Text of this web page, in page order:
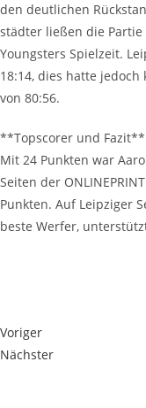
den deut­li­chen
städ­ter lie­ßen die
Youngs­ters Spiel­zeit.
18:14, dies hat­te
von 80:56.
**Tops­corer und Fazit**
Mit 24 Punk­ten war
Sei­ten der
Punk­ten. Auf Leip­zi­ger
bes­te Wer­fer,
Voriger
Nächster